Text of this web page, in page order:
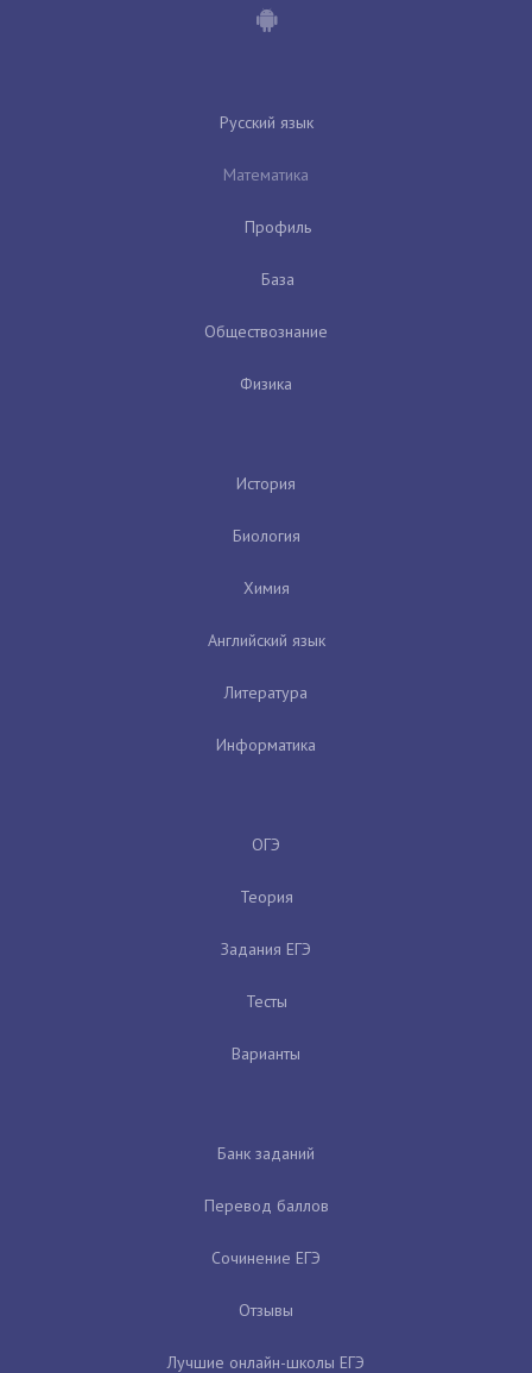
Русский язык
Математика
Профиль
База
Обществознание
Физика
История
Биология
Химия
Английский язык
Литература
Информатика
ОГЭ
Теория
Задания ЕГЭ
Тесты
Варианты
Банк заданий
Перевод баллов
Сочинение ЕГЭ
Отзывы
Лучшие онлайн-школы ЕГЭ